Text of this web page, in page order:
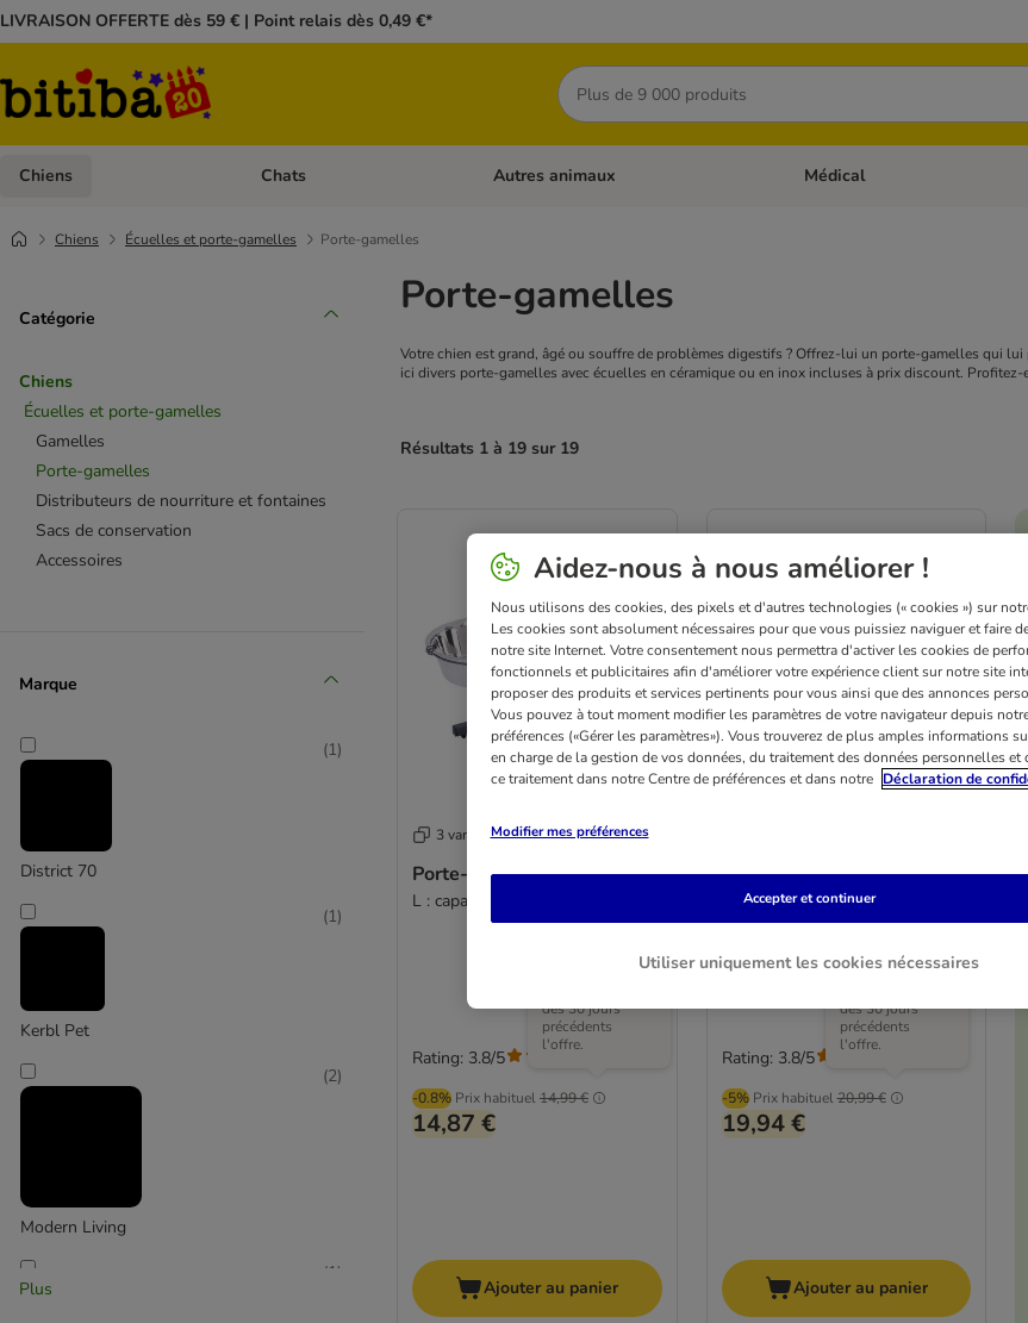
LIVRAISON OFFERTE dès 59 € | Point relais dès 0,49 €*
Rechercher
Chiens Dérouler les catégories: Chiens
Chats Dérouler les catégories: Chats
Autres animaux Dérouler les catégories: Autres
Médical
Chiens Écuelles et porte-gamelles Porte-gamelles
Catégorie
Chiens
Écuelles et porte-gamelles
Gamelles
Porte-gamelles
Distributeurs de nourriture et fontaines
Sacs de conservation
Accessoires
Marque
District 70
(1)
Kerbl Pet
(1)
Modern Living
(2)
(1 )
Plus
Porte-gamelles
Votre chien est grand, âgé ou souffre de problèmes digestifs ? Offrez-lui un porte-gamelles qui
ici divers porte-gamelles avec écuelles en céramique ou en inox incluses à prix discount. Profitez-
Résultats 1 à 19 sur 19
3 variantes
Porte-gamelles
L : capacité de 2 x 1,8 L
-0.8% Prix habituel14,99 €
Prix le plus bas
des 30 jours
précédents
l'offre.
14,87 €
Rating: 3.8/5
Ajouter au panier
Porte-gamelles
XXL : capacité : 2 x 4,2 L
-5% Prix habituel20,99 €
Prix le plus bas
des 30 jours
précédents
l'offre.
19,94 €
Rating: 3.8/5
Ajouter au panier
Aidez-nous à nous améliorer !
Nous utilisons des cookies, des pixels et d'autres technologies (« cookies ») sur
Les cookies sont absolument nécessaires pour que vous puissiez naviguer et faire
notre site Internet. Votre consentement nous permettra d'activer les cookies de
fonctionnels et publicitaires afin d'améliorer votre expérience client sur notre site
proposer des produits et services pertinents pour vous ainsi que des annonces
Vous pouvez à tout moment modifier les paramètres de votre navigateur depuis
préférences («Gérer les paramètres»). Vous trouverez de plus amples informations
en charge de la gestion de vos données, du traitement des données personnelles et
ce traitement dans notre Centre de préférences et dans notre Déclaration de
Modifier mes préférences
Utiliser uniquement les cookies nécessaires
Accepter et continuer